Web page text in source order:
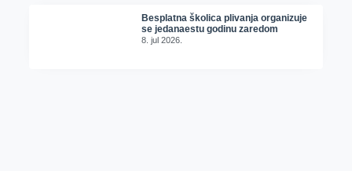
Besplatna školica plivanja organizuje
se jedanaestu godinu zaredom
8. jul 2026.